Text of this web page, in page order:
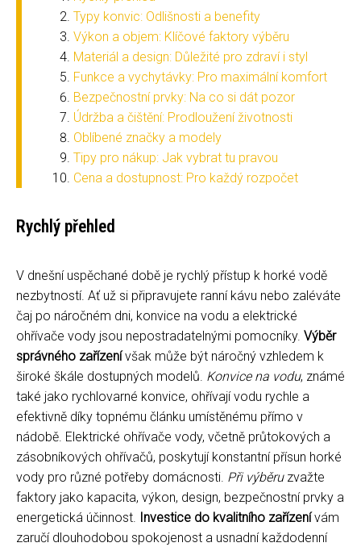
Typy konvic: Odlišnosti a benefity
Výkon a objem: Klíčové faktory výběru
Materiál a design: Důležité pro zdraví i styl
Funkce a vychytávky: Pro maximální komfort
Bezpečnostní prvky: Na co si dát pozor
Údržba a čištění: Prodloužení životnosti
Oblíbené značky a modely
Tipy pro nákup: Jak vybrat tu pravou
Cena a dostupnost: Pro každý rozpočet
Rychlý přehled
V dnešní uspěchané době je rychlý přístup k horké vodě
nezbytností. Ať už si připravujete ranní kávu nebo zaléváte
čaj po náročném dni, konvice na vodu a elektrické
ohřívače vody jsou nepostradatelnými pomocníky. Výběr
správného zařízenívšak může být náročný vzhledem k
široké škále dostupných modelů. Konvice na vodu, známé
také jako rychlovarné konvice, ohřívají vodu rychle a
efektivně díky topnému článku umístěnému přímo v
nádobě. Elektrické ohřívače vody, včetně průtokových a
zásobníkových ohřívačů, poskytují konstantní přísun horké
vody pro různé potřeby domácnosti. Při výběruzvažte
faktory jako kapacita, výkon, design, bezpečnostní prvky a
energetická účinnost. Investice do kvalitního zařízenívám
zaručí dlouhodobou spokojenost a usnadní každodenní